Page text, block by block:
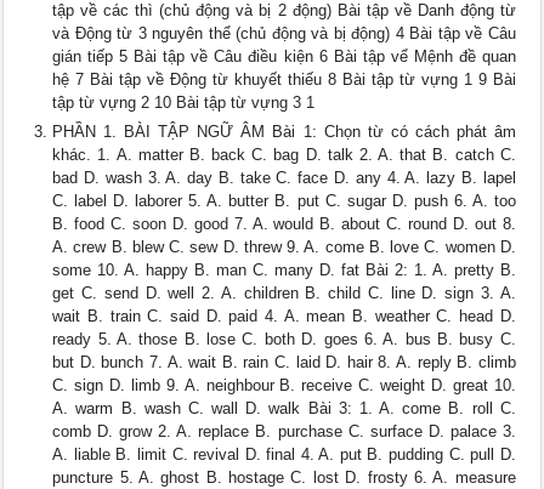
tập về các thì (chủ động và bị 2 động) Bài tập về Danh động từ
và Động từ 3 nguyên thể (chủ động và bị động) 4 Bài tập về Câu
gián tiếp 5 Bài tập về Câu điều kiện 6 Bài tập vể Mệnh đề quan
hệ 7 Bài tập về Động từ khuyết thiếu 8 Bài tập từ vựng 1 9 Bài
tập từ vựng 2 10 Bài tập từ vựng 3 1
PHẦN 1. BÀI TẬP NGỮ ÂM Bài 1: Chọn từ có cách phát âm
khác. 1. A. matter B. back C. bag D. talk 2. A. that B. catch C.
bad D. wash 3. A. day B. take C. face D. any 4. A. lazy B. lapel
C. label D. laborer 5. A. butter B. put C. sugar D. push 6. A. too
B. food C. soon D. good 7. A. would B. about C. round D. out 8.
A. crew B. blew C. sew D. threw 9. A. come B. love C. women D.
some 10. A. happy B. man C. many D. fat Bài 2: 1. A. pretty B.
get C. send D. well 2. A. children B. child C. line D. sign 3. A.
wait B. train C. said D. paid 4. A. mean B. weather C. head D.
ready 5. A. those B. lose C. both D. goes 6. A. bus B. busy C.
but D. bunch 7. A. wait B. rain C. laid D. hair 8. A. reply B. climb
C. sign D. limb 9. A. neighbour B. receive C. weight D. great 10.
A. warm B. wash C. wall D. walk Bài 3: 1. A. come B. roll C.
comb D. grow 2. A. replace B. purchase C. surface D. palace 3.
A. liable B. limit C. revival D. final 4. A. put B. pudding C. pull D.
puncture 5. A. ghost B. hostage C. lost D. frosty 6. A. measure